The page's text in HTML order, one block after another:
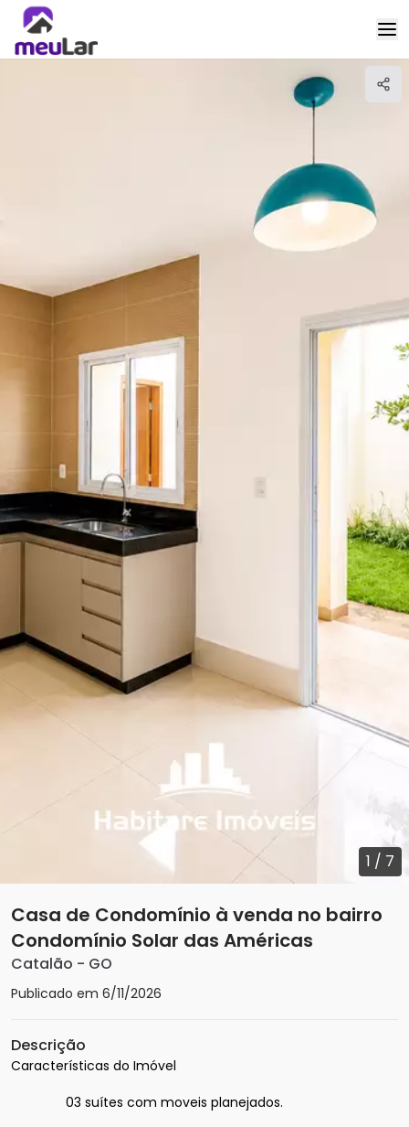
1 / 7
Casa de Condomínio à venda no bairro
Condomínio Solar das Américas
Catalão - GO
Publicado em 6/11/2026
Descrição
Características do Imóvel